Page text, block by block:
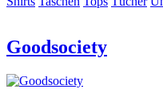
Goodsociety